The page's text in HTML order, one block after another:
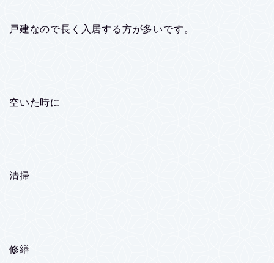
戸建なので長く入居する方が多いです。
空いた時に
清掃
修繕